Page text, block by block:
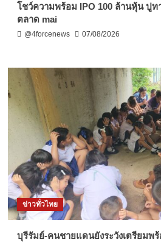
โชว์ความพร้อม IPO 100 ล้านหุ้น ปูท
ตลาด mai
@4forcenews 07/08/2026
ข่าวทั่วไทย
บุรีรัมย์-คนชายแดนยังระวังเตรียมพ